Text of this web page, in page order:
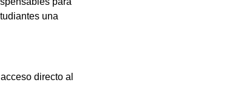
una
directo al